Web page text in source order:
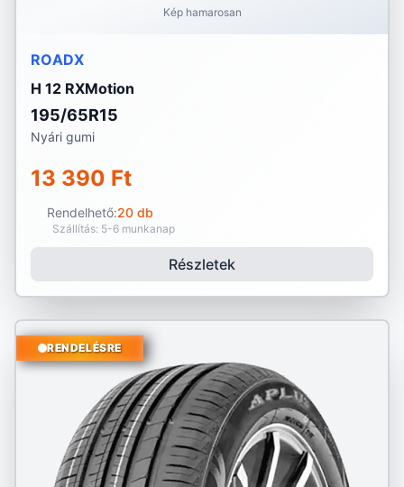
Kép hamarosan
ROADX
H 12 RXMotion
195/65R15
Nyári gumi
13 390 Ft
Rendelhető:20 db
Szállítás: 5-6 munkanap
Részletek
RENDELÉSRE